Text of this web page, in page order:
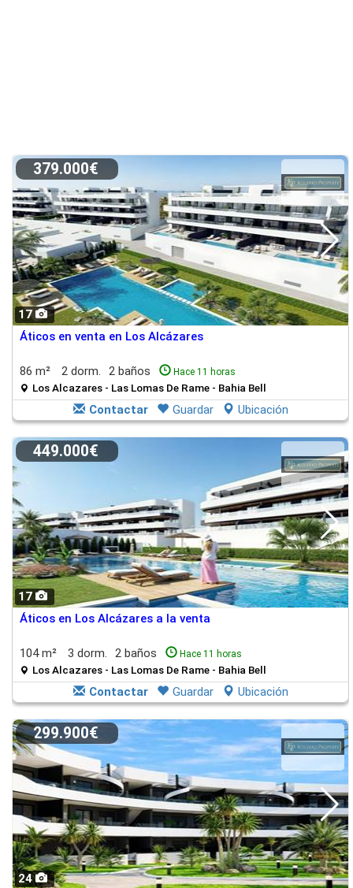
17
379.000€
Áticos en venta en Los Alcázares
86 m² 2 dorm. 2 baños Hace 11 horas
Los Alcazares - Las Lomas De Rame - Bahia Bell
Contactar Guardar Ubicación
17
449.000€
Áticos en Los Alcázares a la venta
104 m² 3 dorm. 2 baños Hace 11 horas
Los Alcazares - Las Lomas De Rame - Bahia Bell
Contactar Guardar Ubicación
24
299.900€